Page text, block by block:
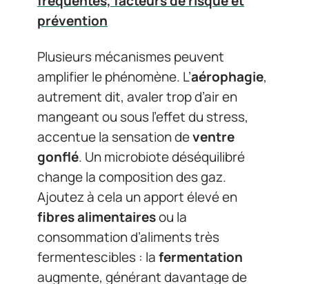
prévention
Plusieurs mécanismes peuvent
amplifier le phénomène. L’aérophagie,
autrement dit, avaler trop d’air en
mangeant ou sous l’effet du stress,
accentue la sensation deventre
gonflé. Un microbiote déséquilibré
change la composition des gaz.
Ajoutez à cela un apport élevé en
fibres alimentairesou la
consommation d’aliments très
fermentescibles : lafermentation
augmente, générant davantage de